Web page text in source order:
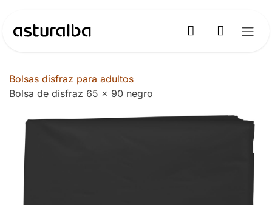
Bolsas disfraz para adultos
Bolsa de disfraz 65 x 90 negro